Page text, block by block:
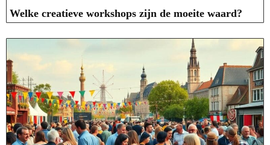
Welke creatieve workshops zijn de moeite waard?